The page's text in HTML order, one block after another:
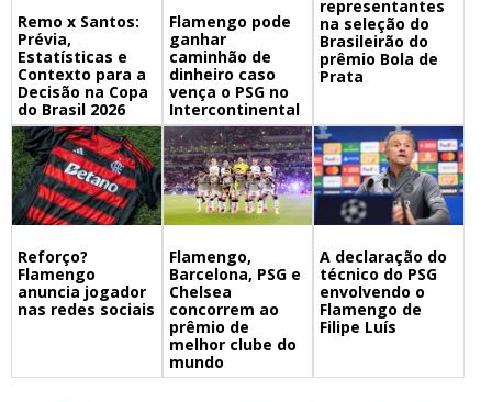
Remo x Santos:
Prévia,
Estatísticas e
Contexto para a
Decisão na Copa
do Brasil 2026
Flamengo pode
ganhar
caminhão de
dinheiro caso
vença o PSG no
Intercontinental
representantes
na seleção do
Brasileirão do
prêmio Bola de
Prata
Reforço?
Flamengo
anuncia jogador
nas redes sociais
Flamengo,
Barcelona, PSG e
Chelsea
concorrem ao
prêmio de
melhor clube do
mundo
A declaração do
técnico do PSG
envolvendo o
Flamengo de
Filipe Luís